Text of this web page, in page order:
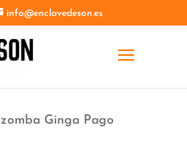
info@enclavedeson.es
Ginga Pago